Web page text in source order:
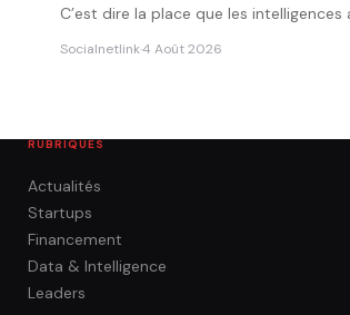
C’est dire la place que les
Socialnetlink·4 Août 2026
RUBRIQUES
Actualités
Startups
Financement
Data & Intelligence
Leaders